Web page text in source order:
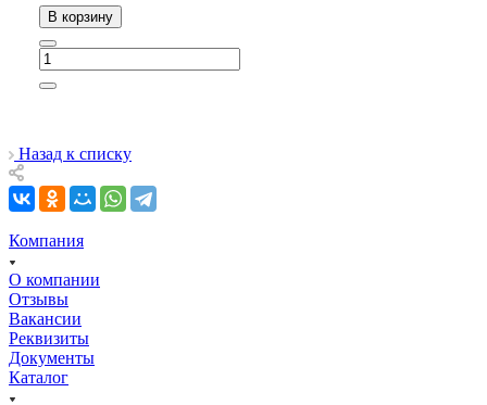
В корзину
Назад к списку
Компания
О компании
Отзывы
Вакансии
Реквизиты
Документы
Каталог